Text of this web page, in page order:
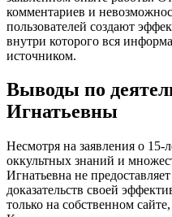
комментариев и
пользователей создают
внутри которого вся
источником.
Выводы по
Игнатьевны
Несмотря на заявления о 15-
оккультных знаний и
Игнатьевна не
доказательств своей
только на собственном